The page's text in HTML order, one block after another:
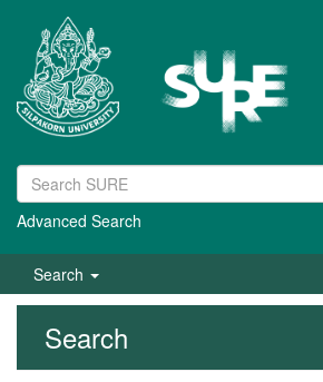
Advanced Search
Search
Search